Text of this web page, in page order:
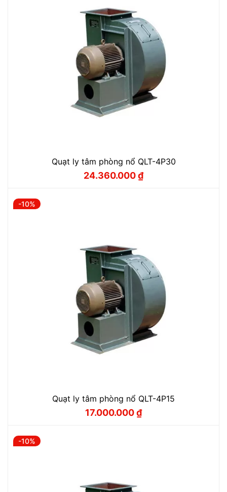
Quạt ly tâm phòng nổ QLT-4P30
Giá
24.360.000₫
Giá
-10%
Quạt ly tâm phòng nổ QLT-4P15
Giá
17.000.000₫
Giá
-10%